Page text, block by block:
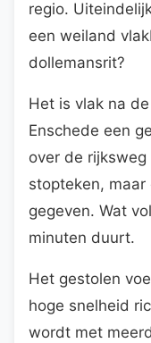
regio.
een weiland
dollemansrit?
Het is vlak na
Enschede een
over de rijksweg
stopteken,
gegeven. Wat
minuten duurt.
Het gestolen
hoge snelheid
wordt met